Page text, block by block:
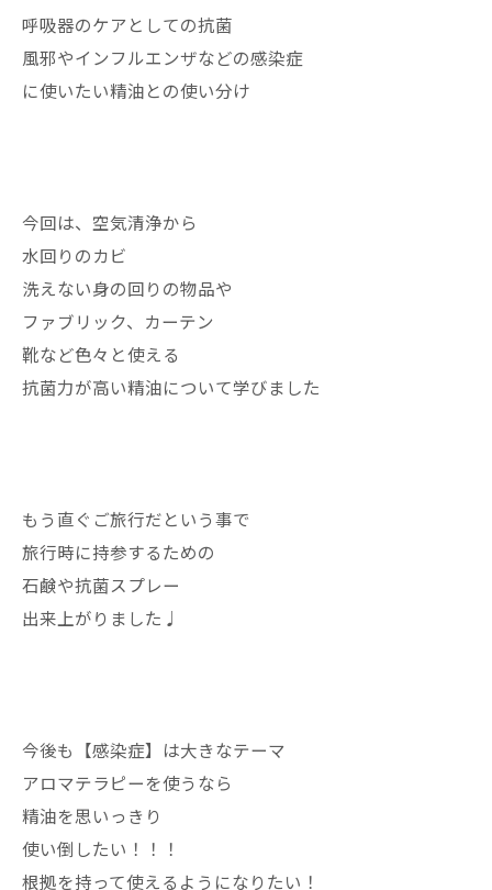
呼吸器のケアとしての抗菌
風邪やインフルエンザなどの感染症
に使いたい精油との使い分け
今回は、空気清浄から
水回りのカビ
洗えない身の回りの物品や
ファブリック、カーテン
靴など色々と使える
抗菌力が高い精油について学びました
もう直ぐご旅行だという事で
旅行時に持参するための
石鹸や抗菌スプレー
出来上がりました♩
今後も【感染症】は大きなテーマ
アロマテラピーを使うなら
精油を思いっきり
使い倒したい！！！
根拠を持って使えるようになりたい！